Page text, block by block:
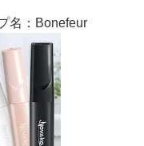
名：Bonefeur